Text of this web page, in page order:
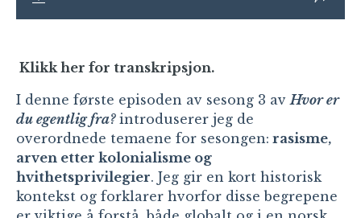
Klikk her for transkripsjon.
I denne første episoden av sesong 3 avHvor er
du egentlig fra?introduserer jeg de
overordnede temaene for sesongen: rasisme,
arven etter kolonialisme og
hvithetsprivilegier. Jeg gir en kort historisk
kontekst og forklarer hvorfor disse begrepene